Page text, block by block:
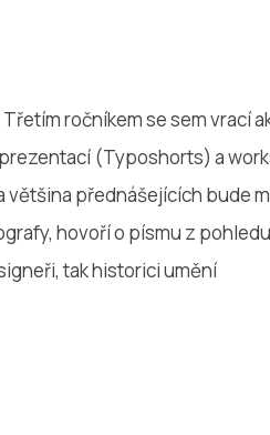
ročníkem se sem vrací
(Typoshorts) a
většina přednášejících bude
hovoří o písmu z pohledu
tak historici umění